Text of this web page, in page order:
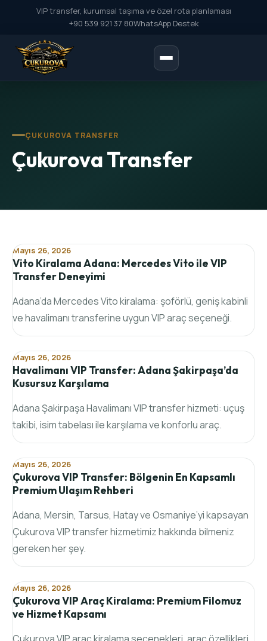
VIP transfer, kurumsal taşıma ve özel rota planlaması
+90 539 921 37 80WhatsApp Destek
ÇUKUROVA TRANSFER
Çukurova Transfer
Mayıs 26, 2026
Vito Kiralama Adana: Mercedes Vito ile VIP
Transfer Deneyimi
Adana’da Mercedes Vito kiralama: şoförlü, geniş kabinli
ve havalimanı transferine uygun VIP araç seçeneği.
Mayıs 26, 2026
Havalimanı VIP Transfer: Adana Şakirpaşa’da
Kusursuz Karşılama
Adana Şakirpaşa Havalimanı VIP transfer hizmeti: uçuş
takibi, isim tabelası ile karşılama ve konforlu araç.
Mayıs 26, 2026
Çukurova VIP Transfer: Bölgenin En Kapsamlı
Premium Ulaşım Rehberi
Adana, Mersin, Tarsus, Hatay ve Osmaniye’yi kapsayan
Çukurova VIP transfer hizmetimiz hakkında bilmeniz
gereken her şey.
Mayıs 26, 2026
Çukurova VIP Araç Kiralama: Premium Filomuz
ve Hizmet Kapsamı
Çukurova VIP araç kiralama seçenekleri, araç özellikleri